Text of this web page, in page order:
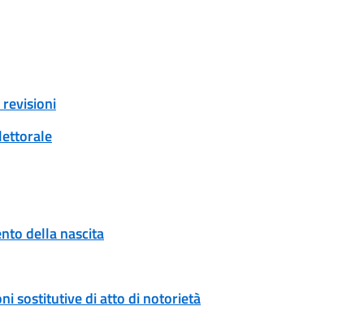
della nascita
sostitutive di atto di notorietà